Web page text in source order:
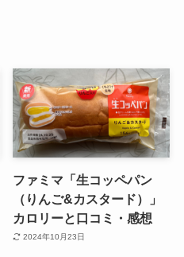
ファミマ「生コッペパン
（りんご&カスタード）」
カロリーと口コミ・感想
2024年10月23日